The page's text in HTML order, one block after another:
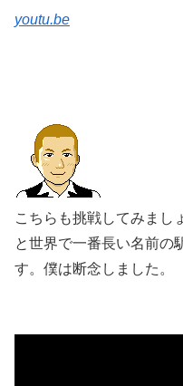
youtu.be
こちらも挑戦してみまし
と世界で一番長い名前の
す。僕は断念しました。